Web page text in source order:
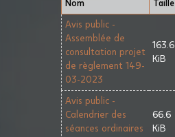
Nom Taille
Avis public -
Assemblée de
consultation projet
de règlement 149-
03-2023
163.6
KiB
Avis public -
Calendrier des
séances ordinaires
66.6
KiB